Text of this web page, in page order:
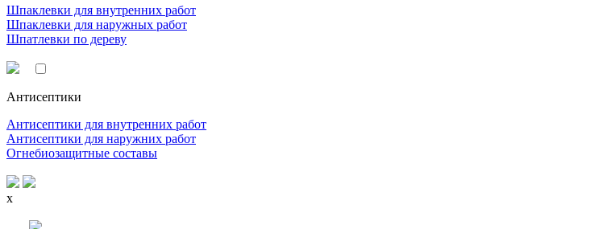
Шпаклевки для внутренних работ
Шпаклевки для наружных работ
Шпатлевки по дереву
Антисептики
Антисептики для внутренних работ
Антисептики для наружних работ
Огнебиозащитные составы
x